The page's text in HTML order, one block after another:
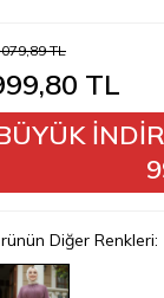
TL
TL
Diğer Renkleri: